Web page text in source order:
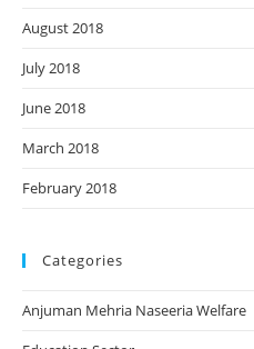
August 2018
July 2018
June 2018
March 2018
February 2018
Categories
Anjuman Mehria Naseeria Welfare